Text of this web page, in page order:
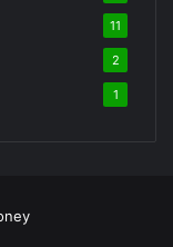
11
2
1